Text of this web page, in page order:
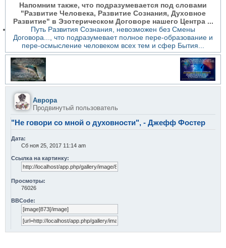
Напомним также, что подразумевается под словами
"Развитие Человека, Развитие Сознания, Духовное
Развитие" в Эзотерическом Договоре нашего Центра ...
Путь Развития Сознания, невозможен без Смены
Договора..., что подразумевает полное пере-образование и
пере-осмысление человеком всех тем и сфер Бытия...
Аврора
Продвинутый пользователь
"Не говори со мной о духовности", - Джефф Фостер
Дата:
Сб ноя 25, 2017 11:14 am
Ссылка на картинку:
Просмотры:
76026
BBCode: